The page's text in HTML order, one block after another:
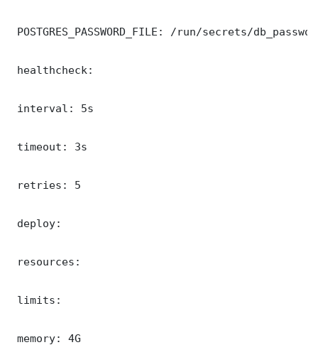
POSTGRES_PASSWORD_FILE: /run/secrets/
healthcheck:
interval: 5s
timeout: 3s
retries: 5
deploy:
resources:
limits:
memory: 4G